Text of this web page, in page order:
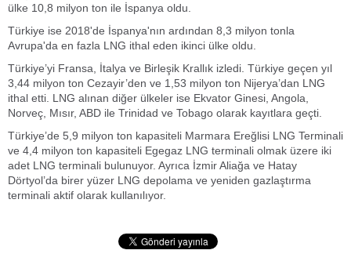
ülke 10,8 milyon ton ile İspanya oldu.
Türkiye ise 2018'de İspanya'nın ardından 8,3 milyon tonla
Avrupa'da en fazla LNG ithal eden ikinci ülke oldu.
Türkiye’yi Fransa, İtalya ve Birleşik Krallık izledi. Türkiye geçen yıl
3,44 milyon ton Cezayir’den ve 1,53 milyon ton Nijerya’dan LNG
ithal etti. LNG alınan diğer ülkeler ise Ekvator Ginesi, Angola,
Norveç, Mısır, ABD ile Trinidad ve Tobago olarak kayıtlara geçti.
Türkiye’de 5,9 milyon ton kapasiteli Marmara Ereğlisi LNG Terminali
ve 4,4 milyon ton kapasiteli Egegaz LNG terminali olmak üzere iki
adet LNG terminali bulunuyor. Ayrıca İzmir Aliağa ve Hatay
Dörtyol’da birer yüzer LNG depolama ve yeniden gazlaştırma
terminali aktif olarak kullanılıyor.